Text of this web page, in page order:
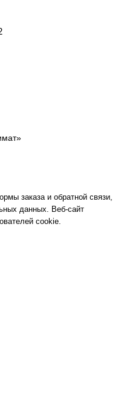
заказа и обратной связи,
данных. Веб-сайт
cookie.